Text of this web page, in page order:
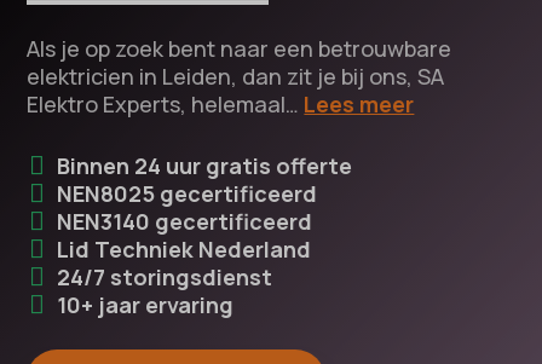
Als je op zoek bent naar een betrouwbare
elektricien in Leiden, dan zit je bij ons, SA
Elektro Experts, helemaal… Lees meer
Binnen 24 uur gratis offerte
NEN8025 gecertificeerd
NEN3140 gecertificeerd
Lid Techniek Nederland
24/7 storingsdienst
10+ jaar ervaring